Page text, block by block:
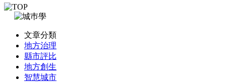
文章分類
地方治理
縣市評比
地方創生
智慧城市